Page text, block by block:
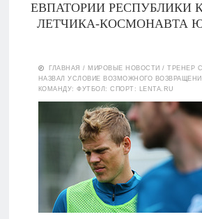
ЕВПАТОРИИ РЕСПУБЛИКИ
ЛЕТЧИКА-КОСМОНАВТА
Тренеры
Документы
Контакты
Новости
Родителям
ГЛАВНАЯ / МИРОВЫЕ НОВОСТИ /ТРЕНЕР
НАЗВАЛ УСЛОВИЕ ВОЗМОЖНОГО
КОМАНДУ: ФУТБОЛ: СПОРТ: LENTA.RU